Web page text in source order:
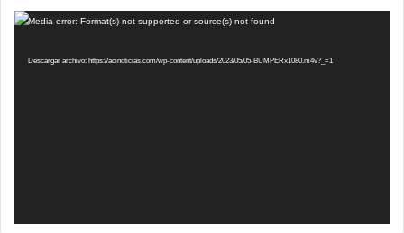
Reproductor
vídeo
Media error: Format(s) not supported or source(s) not found
Descargar archivo: https://acinoticias.com/wp-content/uploads/2023/05/05-BUMPERx1080.m4v?_=1